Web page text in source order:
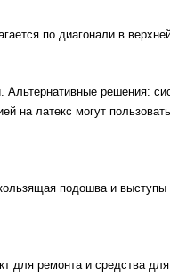
по диагонали в
решения:
на латекс могут
подошва и
для ремонта и средства